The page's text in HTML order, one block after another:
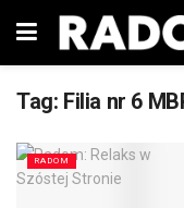
Tag: Filia nr 6
RADOM